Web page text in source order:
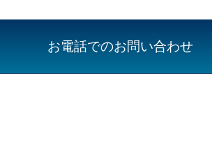
お電話でのお問い合わせ